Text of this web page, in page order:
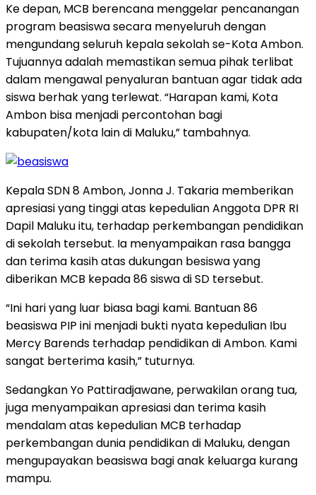
Ke depan, MCB berencana menggelar pencanangan
program beasiswa secara menyeluruh dengan
mengundang seluruh kepala sekolah se-Kota Ambon.
Tujuannya adalah memastikan semua pihak terlibat
dalam mengawal penyaluran bantuan agar tidak ada
siswa berhak yang terlewat. “Harapan kami, Kota
Ambon bisa menjadi percontohan bagi
kabupaten/kota lain di Maluku,” tambahnya.
Kepala SDN 8 Ambon, Jonna J. Takaria memberikan
apresiasi yang tinggi atas kepedulian Anggota DPR RI
Dapil Maluku itu, terhadap perkembangan pendidikan
di sekolah tersebut. Ia menyampaikan rasa bangga
dan terima kasih atas dukungan besiswa yang
diberikan MCB kepada 86 siswa di SD tersebut.
“Ini hari yang luar biasa bagi kami. Bantuan 86
beasiswa PIP ini menjadi bukti nyata kepedulian Ibu
Mercy Barends terhadap pendidikan di Ambon. Kami
sangat berterima kasih,” tuturnya.
Sedangkan Yo Pattiradjawane, perwakilan orang tua,
juga menyampaikan apresiasi dan terima kasih
mendalam atas kepedulian MCB terhadap
perkembangan dunia pendidikan di Maluku, dengan
mengupayakan beasiswa bagi anak keluarga kurang
mampu.